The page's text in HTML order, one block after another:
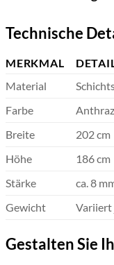
Technische
MERKMAL
Material
Farbe
Breite
202 cm
Höhe
186 cm
Stärke
ca. 8
Gewicht
Variiert
Gestalten Sie